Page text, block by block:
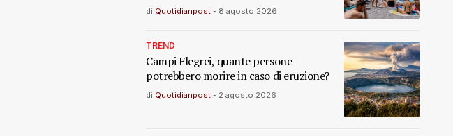
di Quotidianpost - 8 agosto 2026
TREND
Campi Flegrei, quante persone
potrebbero morire in caso di eruzione?
di Quotidianpost - 2 agosto 2026